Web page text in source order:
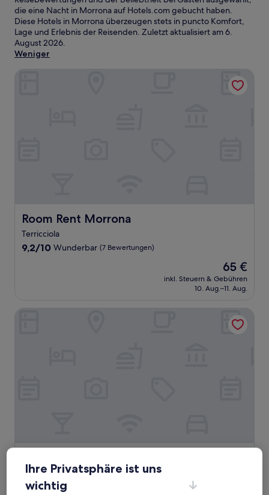
die eine Nacht in Morrona auf Hotels.com gebucht haben.
Diese Hotels in Morrona überzeugen stets in puncto Komfort,
Lage und Erlebnis der Reisenden. Zuletzt aktualisiert am6.
August 2026.
Weniger
Room Rent Morrona
Room Rent Morrona
Terricciola
9.2
9,2/10 Wunderbar (7 Bewertungen)
Der
Preis
beträgt
65 €
inkl. Steuern & Gebühren
10. Aug.–11. Aug.
3.0-
Sterne-
Peccioli
Ihre Privatsphäre ist uns
wichtig